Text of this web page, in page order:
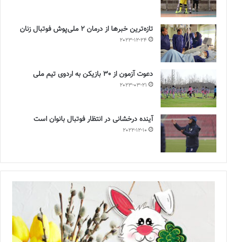
تازه‌ترین خبرها از درمان ۲ ملی‌پوش فوتبال زنان
2023-12-24
دعوت آزمون از 30 بازیکن به اردوی تیم ملی
2023-03-21
آینده درخشانی در انتظار فوتبال بانوان است
2022-12-10